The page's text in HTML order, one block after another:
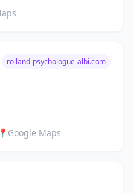
rolland-psychologue-albi.com
📍 Google Maps